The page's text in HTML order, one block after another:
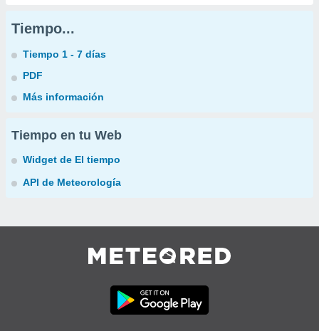
Tiempo...
Tiempo 1 - 7 días
PDF
Más información
Tiempo en tu Web
Widget de El tiempo
API de Meteorología